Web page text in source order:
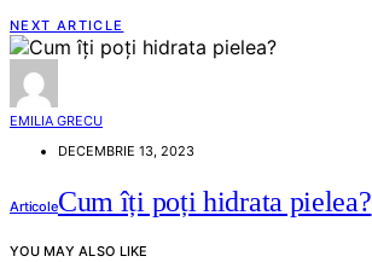
NEXT ARTICLE
EMILIA GRECU
DECEMBRIE 13, 2023
ArticoleCum îți poți hidrata pielea?
YOU MAY ALSO LIKE